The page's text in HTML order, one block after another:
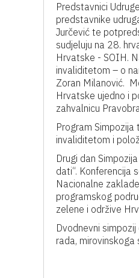
Predstavnici
predstavnike
Jurčević te
sudjeluju na 28.
Hrvatske - SOIH.
invaliditetom – o
Zoran Milanović.
Hrvatske ujedno i
zahvalnicu
Program
invaliditetom i
Drugi dan
dati“. Konferencija
Nacionalne
programskog
zelene i održive
Dvodnevni
rada,